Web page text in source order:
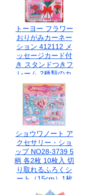
トーヨー フラワー
おりがみカーネー
ション 412112 メ
ッセージカード付
き スタンドつきフ
レーム 2種類のカ
ーネーションが作
れます
ショウワノート ア
クセサリー・ショ
ップ NO28-3739 5
柄 各2枚 10枚入 切
り取れるふろくシ
ート（15cm）1枚